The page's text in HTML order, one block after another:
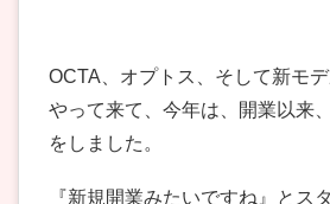
OCTA、オプトス、そして新モ
やって来て、今年は、開業以来
をしました。
『新規開業みたいですね』とス